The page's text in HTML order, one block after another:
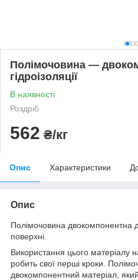
Полімочовина —
гідроізоляції
В наявності
Роздріб
562 ₴/кг
Опис Характеристики
Опис
Полімочовина двокомпонентна
поверхні.
Використання цього матеріалу
робить свої перші кроки.
двокомпонентний матеріал,